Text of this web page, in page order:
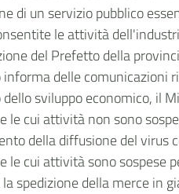
di un servizio pubblico
le attività
del Prefetto della
delle comunicazioni
sviluppo economico, il
le cui attività non sono
della diffusione del virus
le cui attività sono sospese
spedizione della merce in